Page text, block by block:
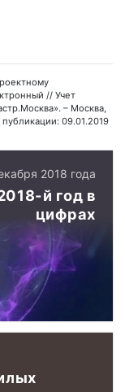
// Учет
– Москва,
09.01.2019
2018 года
й год в
цифрах